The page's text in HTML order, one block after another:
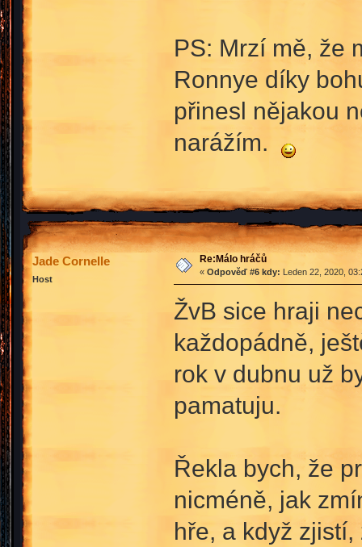
PS: Mrzí mě, že
Ronnye díky
přinesl nějakou
narážím.
Jade Cornelle
Host
Re:Málo hráčů
« Odpověď #6 kdy: Leden 22, 2020,
ŽvB sice hraji
každopádně,
rok v dubnu už
pamatuju.
Řekla bych, že
nicméně, jak
hře, a když